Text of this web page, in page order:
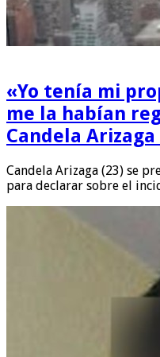
«Yo tenía mi
me la habían
Candela
Candela Arizaga (23) se
para declarar sobre el